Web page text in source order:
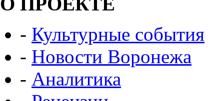
- Культурные события
- Новости Воронежа
- Аналитика